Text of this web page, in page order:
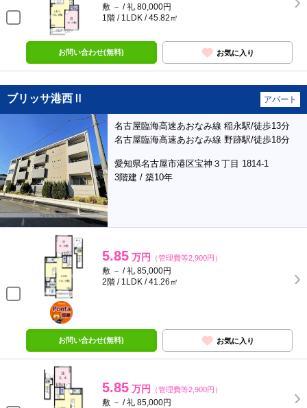
敷 － / 礼 80,000円
1階 / 1LDK / 45.82㎡
お問い合わせ(無料) お気に入り
ブリッサ港西Ⅱ アパート
名古屋臨海高速あおなみ線 稲永駅/徒歩13分
名古屋臨海高速あおなみ線 野跡駅/徒歩18分
愛知県名古屋市港区宝神３丁目 1814-1
3階建 / 築10年
5.85 万円 （管理費等2,900円）
敷 － / 礼 85,000円
2階 / 1LDK / 41.26㎡
ポンタ
部屋
お問い合わせ(無料) お気に入り
5.85 万円 （管理費等2,900円）
敷 － / 礼 85,000円